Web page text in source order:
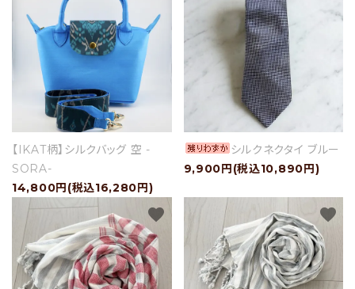
【IKAT柄】シルクバッグ 空 -
SORA-
14,800円(税込16,280円)
シルクネクタイ ブルー
9,900円(税込10,890円)
favorite favorite